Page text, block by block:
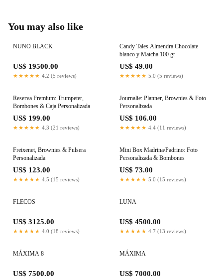
You may also like
NUNO BLACK
US$ 19500.00
★★★★★ 4.2 (5 reviews)
Candy Tales Almendra Chocolate
blanco y Matcha 100 gr
US$ 49.00
★★★★★ 5.0 (5 reviews)
Reserva Premium: Trumpeter,
Bombones & Caja Personalizada
US$ 199.00
★★★★★ 4.3 (21 reviews)
Journalie: Planner, Brownies & Foto
Personalizada
US$ 106.00
★★★★★ 4.4 (11 reviews)
Freixenet, Brownies & Pulsera
Personalizada
US$ 123.00
★★★★★ 4.5 (15 reviews)
Mini Box Madrina/Padrino: Foto
Personalizada & Bombones
US$ 73.00
★★★★★ 5.0 (15 reviews)
FLECOS
US$ 3125.00
★★★★★ 4.0 (18 reviews)
LUNA
US$ 4500.00
★★★★★ 4.7 (13 reviews)
MÁXIMA 8
US$ 7500.00
MÁXIMA
US$ 7000.00